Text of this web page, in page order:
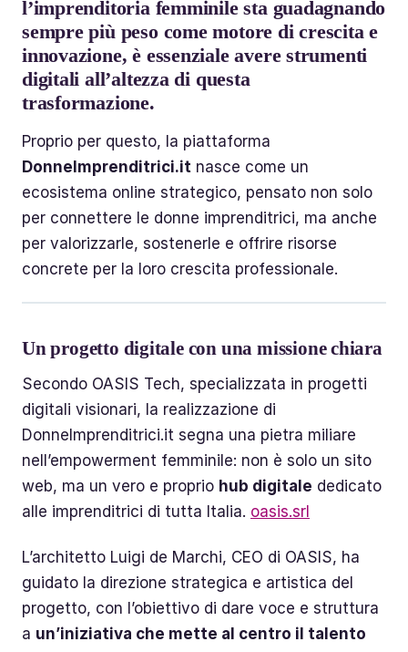
l’imprenditoria femminile sta guadagnando
sempre più peso come motore di crescita e
innovazione, è essenziale avere strumenti
digitali all’altezza di questa
trasformazione.
Proprio per questo, la piattaforma
DonneImprenditrici.it nasce come un
ecosistema online strategico, pensato non solo
per connettere le donne imprenditrici, ma anche
per valorizzarle, sostenerle e offrire risorse
concrete per la loro crescita professionale.
Un progetto digitale con una missione chiara
Secondo OASIS Tech, specializzata in progetti
digitali visionari, la realizzazione di
DonneImprenditrici.it segna una pietra miliare
nell’empowerment femminile: non è solo un sito
web, ma un vero e proprio hub digitale dedicato
alle imprenditrici di tutta Italia. oasis.srl
L’architetto Luigi de Marchi, CEO di OASIS, ha
guidato la direzione strategica e artistica del
progetto, con l’obiettivo di dare voce e struttura
a un’iniziativa che mette al centro il talento